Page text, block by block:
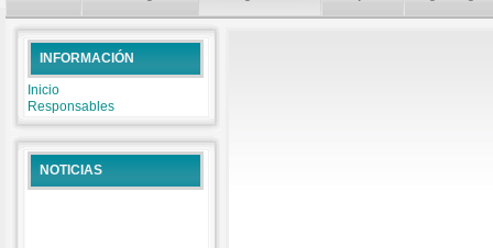
INFORMACIÓN
Inicio
Responsables
NOTICIAS